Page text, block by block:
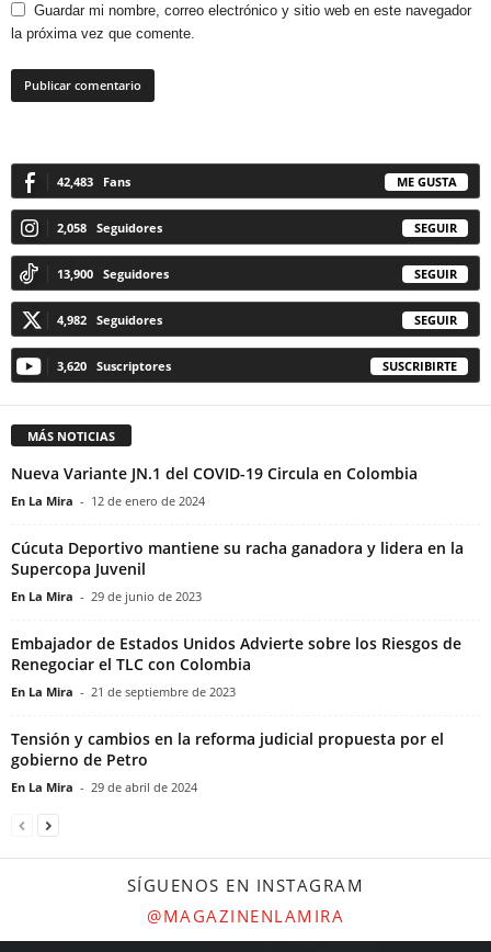
Guardar mi nombre, correo electrónico y sitio web en este navegador
la próxima vez que comente.
42,483 Fans ME GUSTA
2,058 Seguidores SEGUIR
13,900 Seguidores SEGUIR
4,982 Seguidores SEGUIR
3,620 Suscriptores SUSCRIBIRTE
MÁS NOTICIAS
Nueva Variante JN.1 del COVID-19 Circula en Colombia
En La Mira - 12 de enero de 2024
Cúcuta Deportivo mantiene su racha ganadora y lidera en la
Supercopa Juvenil
En La Mira - 29 de junio de 2023
Embajador de Estados Unidos Advierte sobre los Riesgos de
Renegociar el TLC con Colombia
En La Mira - 21 de septiembre de 2023
Tensión y cambios en la reforma judicial propuesta por el
gobierno de Petro
En La Mira - 29 de abril de 2024
SÍGUENOS EN INSTAGRAM
@MAGAZINENLAMIRA